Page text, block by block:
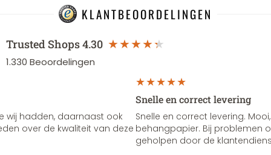
KLANTBEOORDELINGEN
Trusted Shops4.30
1.330 Beoordelingen
wij hadden, daarnaast ook
over de kwaliteit van deze
Snelle en correct levering
Snelle en correct levering.
behangpapier. Bij problemen
geholpen door de